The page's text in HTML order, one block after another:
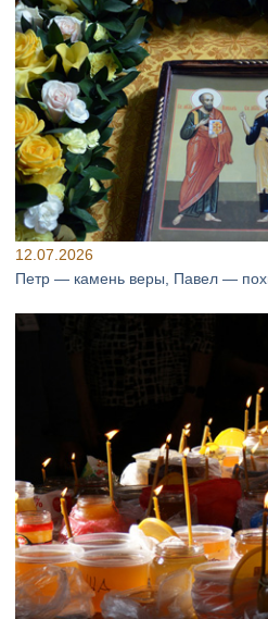
12.07.2026
Петр — камень веры, Павел —